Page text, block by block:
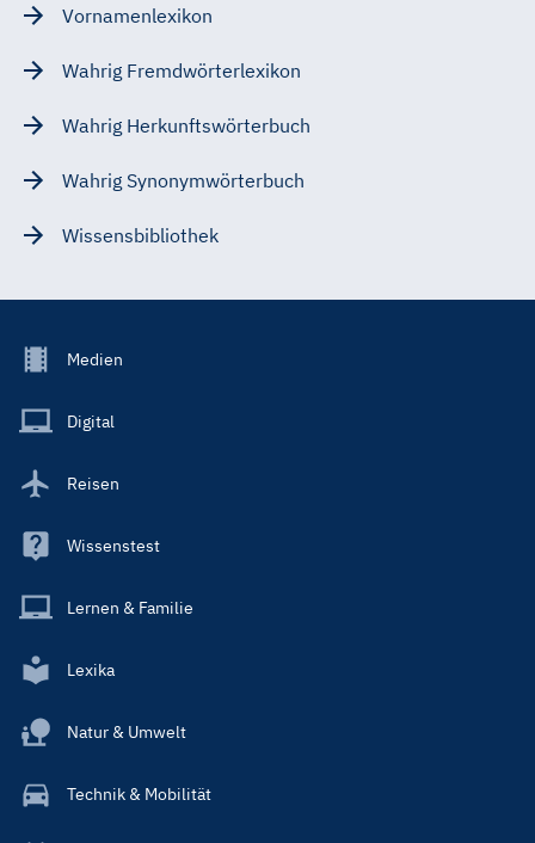
Vornamenlexikon
Wahrig Fremdwörterlexikon
Wahrig Herkunftswörterbuch
Wahrig Synonymwörterbuch
Wissensbibliothek
Footer
Main
Medien
Digital
Reisen
Wissenstest
Lernen & Familie
Lexika
Natur & Umwelt
Technik & Mobilität